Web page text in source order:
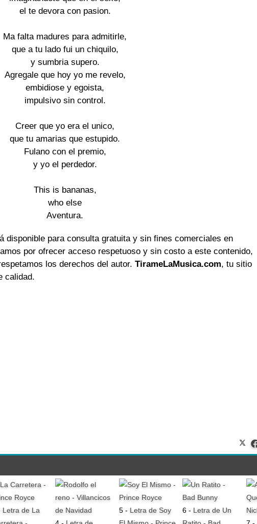
el te devora con pasion.
Ma falta madures para admitirle,
que a tu lado fui un chiquilo,
y sumbria supero.
Agregale que hoy yo me revelo,
embidiose y egoista,
impulsivo sin control.
Creer que yo era el unico,
que tu amarias que estupido.
Fulano con el premio,
y yo el perdedor.
This is bananas,
who else
Aventura.
disponible para consulta gratuita y sin fines comerciales en
por ofrecer acceso respetuoso y sin costo a este contenido,
los derechos del autor. TirameLaMusica.com, tu sitio
calidad.
Letra de La
5 - Letra de Soy
6 - Letra de Un